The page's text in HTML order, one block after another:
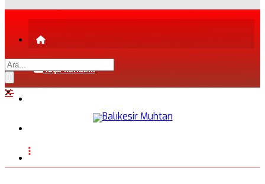
İLÇE REHBERİ